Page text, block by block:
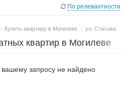
По релевантности
/ Купить квартиру в Могилеве / ул. Стасова
квартир в Могилеве
запросу не найдено